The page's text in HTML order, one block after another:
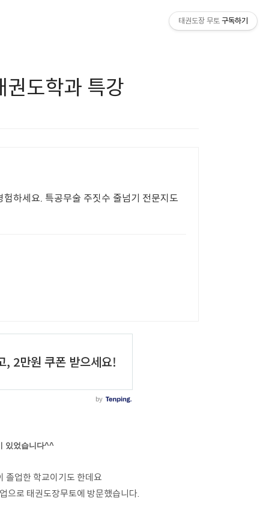
도학과 특강
하세요. 특공무술 주짓수 줄넘기 전문지도
있었습니다^^
졸업한 학교이기도 한데요
으로 태권도장무토에 방문했습니다.
태권도장 무토 구독하기